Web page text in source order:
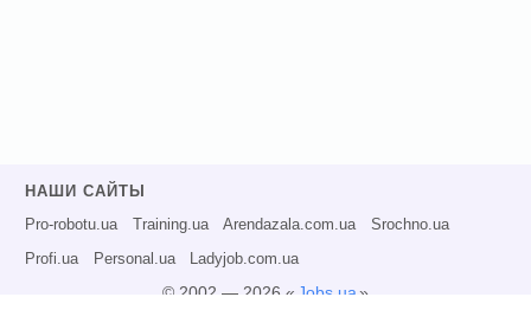
НАШИ САЙТЫ
Pro-robotu.ua Training.ua Arendazala.com.ua Srochno.ua
Profi.ua Personal.ua Ladyjob.com.ua
© 2002 — 2026 « Jobs.ua»